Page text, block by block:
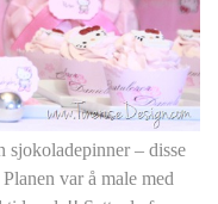
sjokoladepinner – disse
var å male med